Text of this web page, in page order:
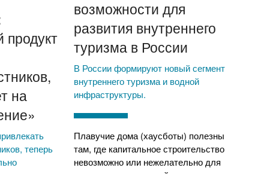
продукт
на
теперь
возможности для
развития внутреннего
туризма в России
В России формируют новый сегмент
внутреннего туризма и водной
инфраструктуры.
Плавучие дома (хаусботы) полезны
там, где капитальное строительство
невозможно или нежелательно для